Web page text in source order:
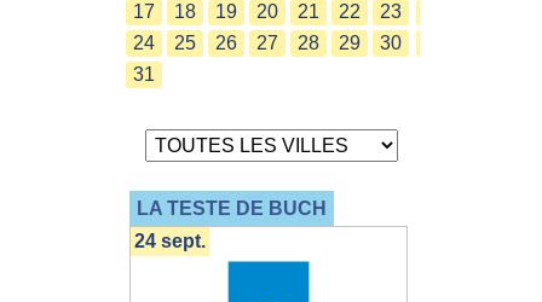
17
18 19 20 21 22
23
24
25 26 27 28 29
30
31
LA TESTE DE BUCH
24 sept.